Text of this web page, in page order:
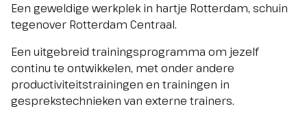
Een geweldige werkplek in hartje Rotterdam, schuin
tegenover Rotterdam Centraal.
Een uitgebreid trainingsprogramma om jezelf
continu te ontwikkelen, met onder andere
productiviteitstrainingen en trainingen in
gesprekstechnieken van externe trainers.